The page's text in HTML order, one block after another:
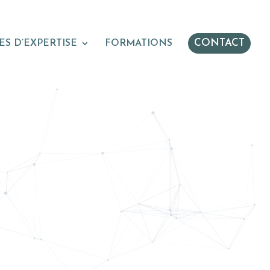
D’EXPERTISE FORMATIONS CONTACT